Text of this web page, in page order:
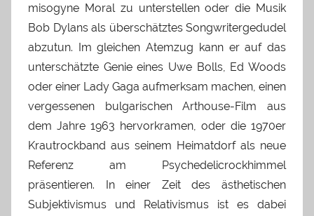
misogyne Moral zu unterstellen oder die Musik
Bob Dylans als überschätztes Songwritergedudel
abzutun. Im gleichen Atemzug kann er auf das
unterschätzte Genie eines Uwe Bolls, Ed Woods
oder einer Lady Gaga aufmerksam machen, einen
vergessenen bulgarischen Arthouse-Film aus
dem Jahre 1963 hervorkramen, oder die 1970er
Krautrockband aus seinem Heimatdorf als neue
Referenz am Psychedelicrockhimmel
präsentieren. In einer Zeit des ästhetischen
Subjektivismus und Relativismus ist es dabei